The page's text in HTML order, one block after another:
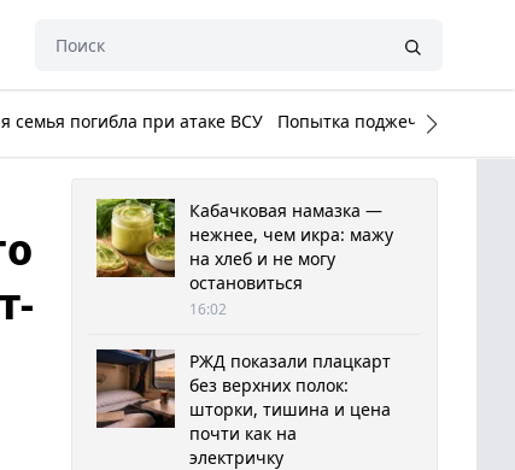
семья погибла при атаке ВСУ Попытка поджечь Белый
Кабачковая намазка —
нежнее, чем икра: мажу
на хлеб и не могу
остановиться
16:02
РЖД показали плацкарт
без верхних полок:
шторки, тишина и цена
почти как на
электричку